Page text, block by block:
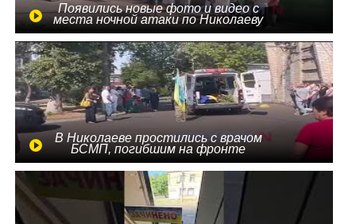
Появились новые фото и видео с
места ночной атаки по Николаеву
В Николаеве простились с врачом
БСМП, погибшим на фронте